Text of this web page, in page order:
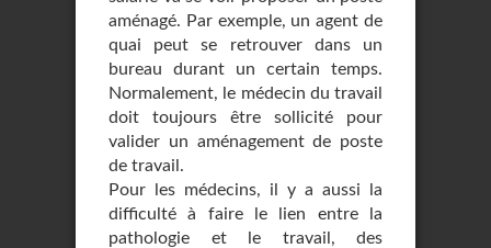
aménagé. Par exemple, un agent de
quai peut se retrouver dans un
bureau durant un certain temps.
Normalement, le médecin du travail
doit toujours être sollicité pour
valider un aménagement de poste
de travail.
Pour les médecins, il y a aussi la
difficulté à faire le lien entre la
pathologie et le travail, des